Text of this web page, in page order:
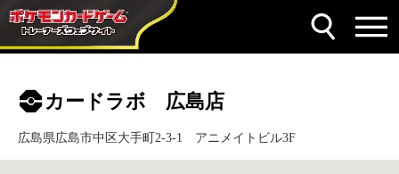
カードラボ 広島店
広島県広島市中区大手町2-3-1 アニメイトビル3F